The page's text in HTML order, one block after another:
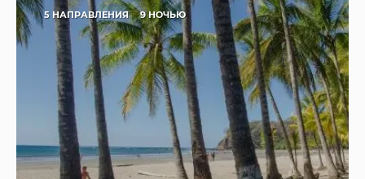
5 НАПРАВЛЕНИЯ 9 НОЧЬЮ